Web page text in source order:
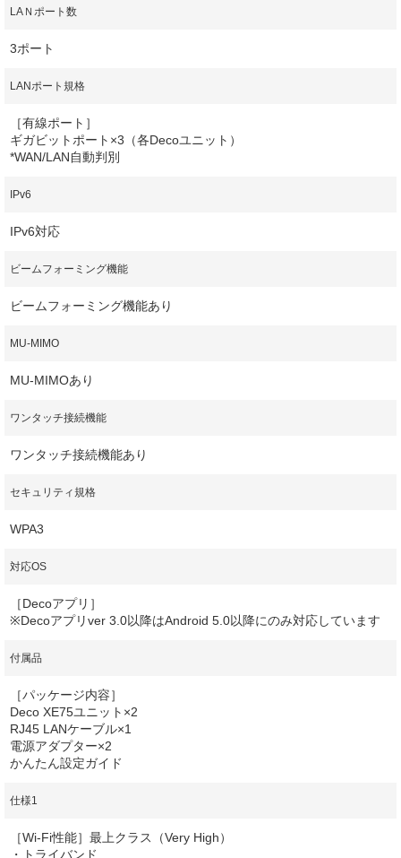
LAＮポート数
3ポート
LANポート規格
［有線ポート］
ギガビットポート×3（各Decoユニット）
*WAN/LAN自動判別
IPv6
IPv6対応
ビームフォーミング機能
ビームフォーミング機能あり
MU-MIMO
MU-MIMOあり
ワンタッチ接続機能
ワンタッチ接続機能あり
セキュリティ規格
WPA3
対応OS
［Decoアプリ］
※Decoアプリver 3.0以降はAndroid 5.0以降にのみ対応しています
付属品
［パッケージ内容］
Deco XE75ユニット×2
RJ45 LANケーブル×1
電源アダプター×2
かんたん設定ガイド
仕様1
［Wi-Fi性能］最上クラス（Very High）
・トライバンド